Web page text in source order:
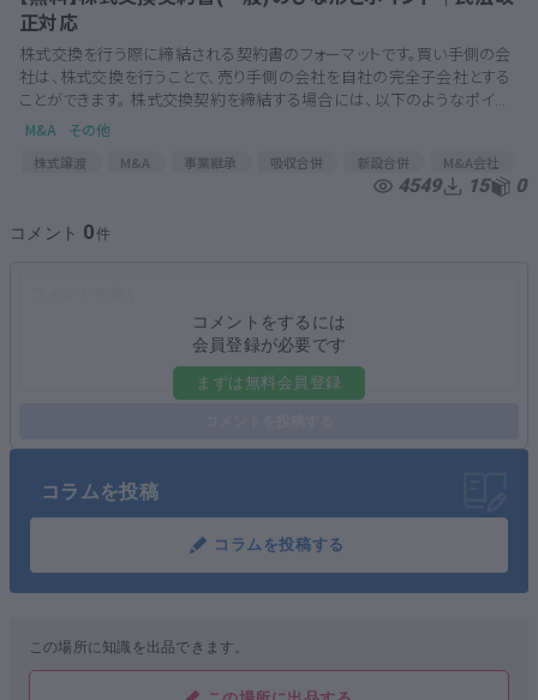
コラムを投稿
コラムを投稿する
コメント 0
コメントをするには
会員登録が必要です
まずは無料会員登録
この場所に知識を出品できます。
正対応
株式交換を行う際に締結される契約書のフォーマットです。買い手側の会
社は、株式交換を行うことで、売り手側の会社を自社の完全子会社とする
ことができます。 株式交換契約を締結する場合には、以下のようなポイ...
M&A その他
株式譲渡 M&A 事業継承 吸収合併 新設合併
M&A会社
M&A契約
M&A契約書
4549 15 0